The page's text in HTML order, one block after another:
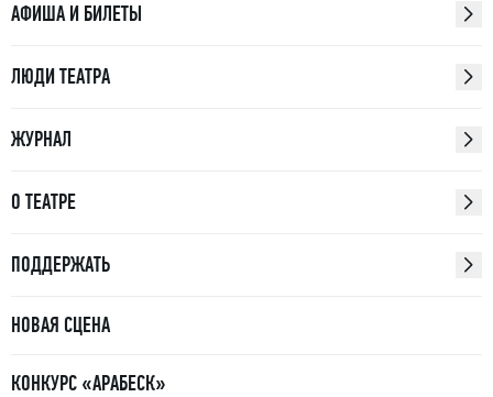
АФИША И БИЛЕТЫ
ЛЮДИ ТЕАТРА
ЖУРНАЛ
О ТЕАТРЕ
ПОДДЕРЖАТЬ
НОВАЯ СЦЕНА
КОНКУРС «АРАБЕСК»